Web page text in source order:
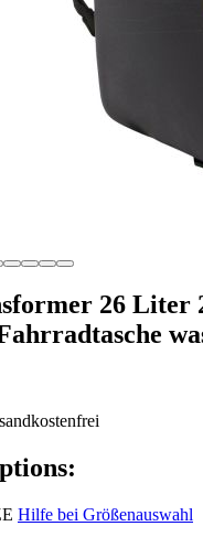
26 Liter
Hilfe bei Größenauswahl